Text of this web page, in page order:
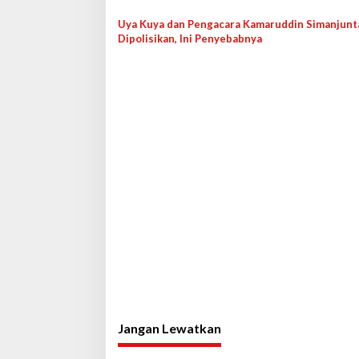
Uya Kuya dan Pengacara Kamaruddin
Dipolisikan, Ini Penyebabnya
Jangan Lewatkan